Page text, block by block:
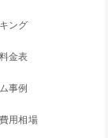
ング
金表
事例
用相場